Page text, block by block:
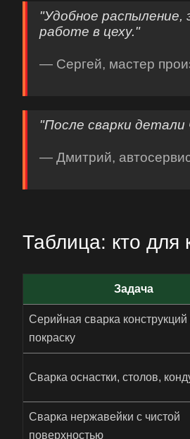
"Удобное распыление,
работе в цеху."
— Сергей, мастер
"После сварки
— Дмитрий,
Таблица: кто для
Задача
Серийная сварка конструкций
покраску
Сварка оснастки, столов,
Сварка нержавейки с чистой
поверхностью